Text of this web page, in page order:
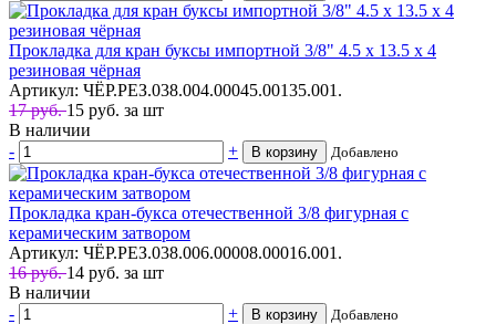
Прокладка для кран буксы импортной 3/8" 4.5 х 13.5 х 4
резиновая чёрная
Артикул: ЧЁР.РЕЗ.038.004.00045.00135.001.
17 руб.15 руб. за шт
В наличии
-
+ В корзину Добавлено
Прокладка кран-букса отечественной 3/8 фигурная с
керамическим затвором
Артикул: ЧЁР.РЕЗ.038.006.00008.00016.001.
16 руб.14 руб. за шт
В наличии
-
+ В корзину Добавлено